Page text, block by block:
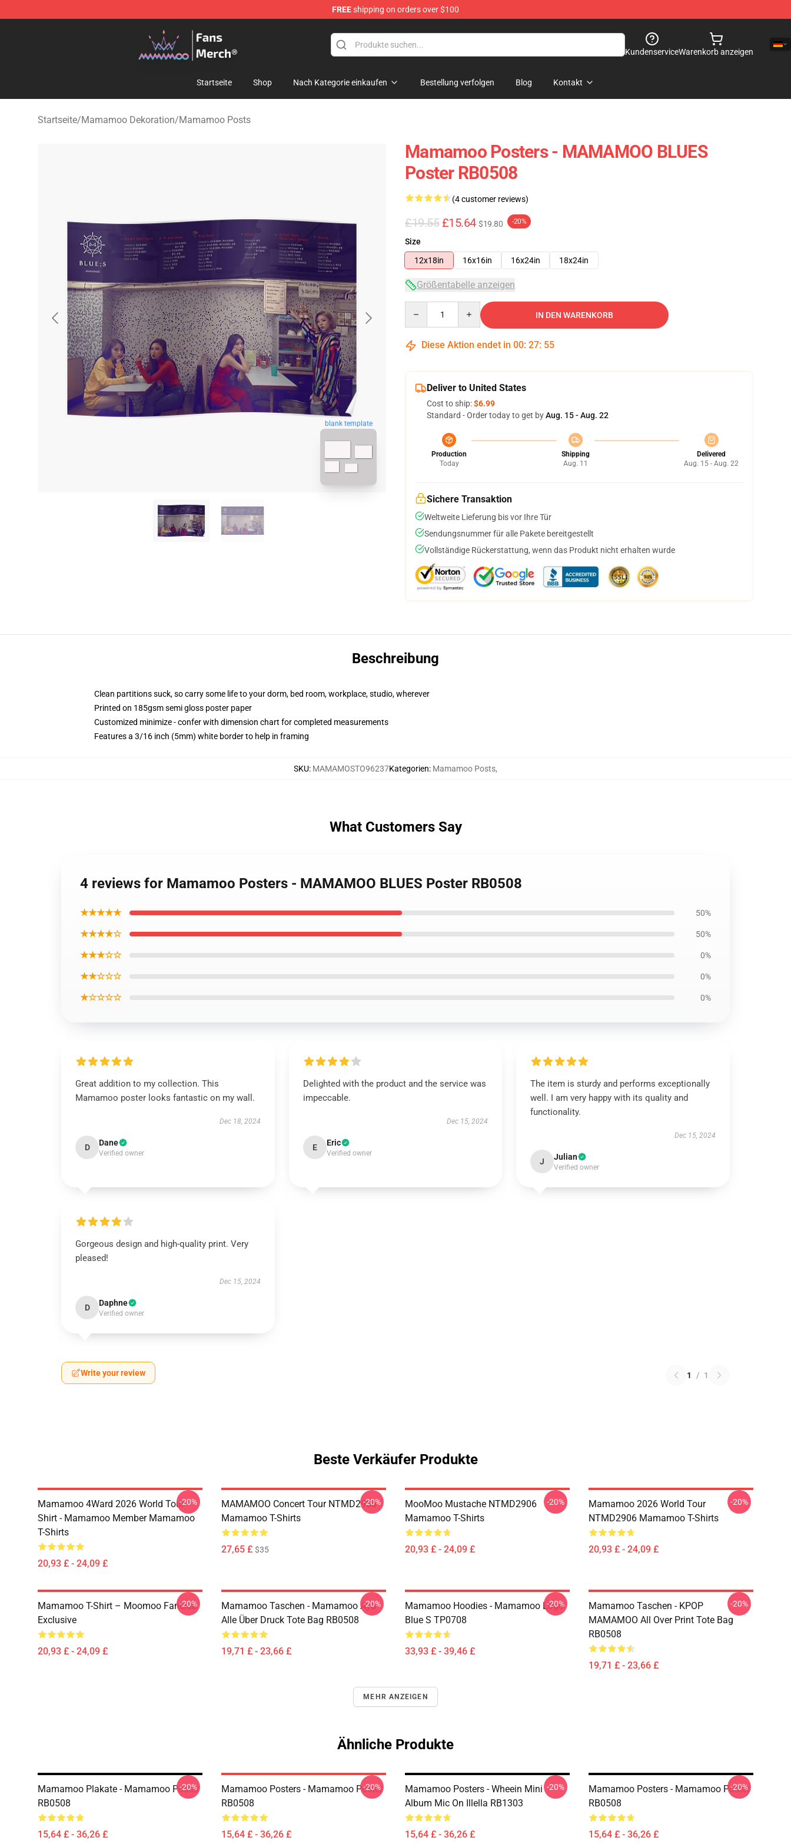
FREEshipping on orders over $100
Mamamoo Store - Official Mamamoo Merchandise Shop
KundenserviceWarenkorb anzeigen
Startseite Shop Nach Kategorie einkaufen Bestellung verfolgen Blog Kontakt
Startseite/Mamamoo Dekoration/Mamamoo Posts
blank template
Mamamoo Posters - MAMAMOO BLUES
Poster RB0508
(4 customer reviews)
£19.55 £15.64 $19.80 -20%
Size
12x18in
16x16in 16x24in 18x24in
Größentabelle anzeigen
IN DEN WARENKORB
Diese Aktion endet in 00: 27: 54
Deliver to United States
Cost to ship:$6.99
Standard - Order today to get byAug. 15 - Aug. 22
Production
Today
Shipping
Aug. 11
Delivered
Aug. 15 - Aug. 22
Sichere Transaktion
Weltweite Lieferung bis vor Ihre Tür
Sendungsnummer für alle Pakete bereitgestellt
Vollständige Rückerstattung, wenn das Produkt nicht erhalten wurde
Beschreibung
Clean partitions suck, so carry some life to your dorm, bed room, workplace, studio, wherever
Printed on 185gsm semi gloss poster paper
Customized minimize - confer with dimension chart for completed measurements
Features a 3/16 inch (5mm) white border to help in framing
SKU: MAMAMOSTO96237Kategorien: Mamamoo Posts,
What Customers Say
4 reviews for Mamamoo Posters - MAMAMOO BLUES Poster RB0508
★★★★★ 50%
★★★★☆ 50%
★★★☆☆ 0%
★★☆☆☆ 0%
★☆☆☆☆ 0%
Great addition to my collection. This
Mamamoo poster looks fantastic on my wall.
Dec 18, 2024
D Dane
Verified owner
Delighted with the product and the service was
impeccable.
Dec 15, 2024
E Eric
Verified owner
The item is sturdy and performs exceptionally
well. I am very happy with its quality and
functionality.
Dec 15, 2024
J Julian
Verified owner
Gorgeous design and high-quality print. Very
pleased!
Dec 15, 2024
D Daphne
Verified owner
Write your review 1 / 1
Beste Verkäufer Produkte
Mamamoo 4Ward 2026 World Tour
Shirt - Mamamoo Member Mamamoo
T-Shirts
20,93 £ - 24,09 £
-20%
MAMAMOO Concert Tour NTMD2906
Mamamoo T-Shirts
27,65 £ $35
-20%
MooMoo Mustache NTMD2906
Mamamoo T-Shirts
20,93 £ - 24,09 £
-20%
Mamamoo 2026 World Tour
NTMD2906 Mamamoo T-Shirts
20,93 £ - 24,09 £
-20%
Mamamoo T-Shirt – Moomoo Fanclub
Exclusive
20,93 £ - 24,09 £
-20%
Mamamoo Taschen - Mamamoo Aya
Alle Über Druck Tote Bag RB0508
19,71 £ - 23,66 £
-20%
Mamamoo Hoodies - Mamamoo Logo
Blue S TP0708
33,93 £ - 39,46 £
-20%
Mamamoo Taschen - KPOP
MAMAMOO All Over Print Tote Bag
RB0508
19,71 £ - 23,66 £
-20%
MEHR ANZEIGEN
Ähnliche Produkte
Mamamoo Plakate - Mamamoo Poster
RB0508
15,64 £ - 36,26 £
-20%
Mamamoo Posters - Mamamoo Poster
RB0508
15,64 £ - 36,26 £
-20%
Mamamoo Posters - Wheein Mini
Album Mic On Illella RB1303
15,64 £ - 36,26 £
-20%
Mamamoo Posters - Mamamoo Poster
RB0508
15,64 £ - 36,26 £
-20%